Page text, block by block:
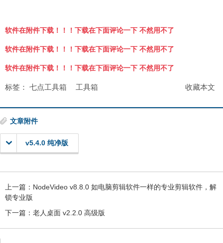
软件在附件下载！！！下载在下面评论一下 不然用不了
软件在附件下载！！！下载在下面评论一下 不然用不了
软件在附件下载！！！下载在下面评论一下 不然用不了
收藏本文
标签： 七点工具箱 工具箱
文章附件
v5.4.0 纯净版
上一篇： NodeVideo v8.8.0 如电脑剪辑软件一样的专业剪辑软件，解
锁专业版
下一篇： 老人桌面 v2.2.0 高级版